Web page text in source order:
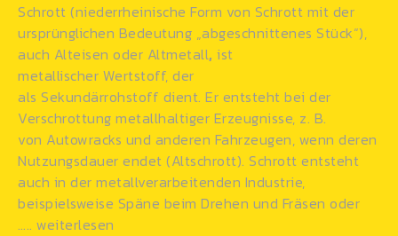
Schrott (niederrheinische Form von Schrott mit der
ursprünglichen Bedeutung „abgeschnittenes Stück“),
auch Alteisen oder Altmetall, ist
metallischer Wertstoff, der
als Sekundärrohstoff dient. Er entsteht bei der
Verschrottung metallhaltiger Erzeugnisse, z. B.
von Autowracks und anderen Fahrzeugen, wenn deren
Nutzungsdauer endet (Altschrott). Schrott entsteht
auch in der metallverarbeitenden Industrie,
beispielsweise Späne beim Drehen und Fräsen oder
….. weiterlesen